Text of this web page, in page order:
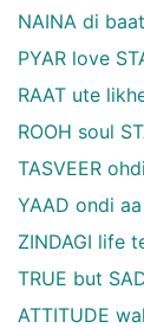
NAINA di
PYAR love
RAAT ute
ROOH soul
TASVEER
YAAD ondi aa
ZINDAGI life
TRUE but
ATTITUDE